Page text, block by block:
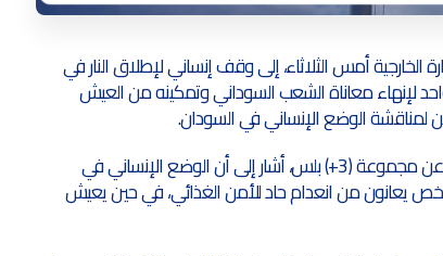
الخارجية أمس الثلاثاء، إلى وقف إنساني لإطلاق النار في
لإنهاء معاناة الشعب السوداني وتمكينه من العيش
الوضع الإنساني في السودان.
سفير الجزائر لدى الأمم المتحدة، عمار بن جامع، الذي تحدث نيابة عن مجموعة (3+) بلس، أشار إلى أن الوضع الإنساني في
بشكل مستمر. وأوضح أن أكثر من 25 مليون شخص يعانون من انعدام حاد للأمن الغذائي، في حين يعيش